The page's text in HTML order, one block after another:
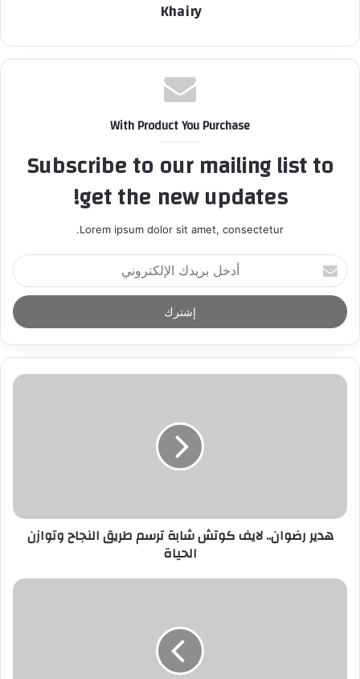
Khairy
With Product You Purchase
Subscribe to our mailing list to
get the new updates!
Lorem ipsum dolor sit amet, consectetur.
أ
د
خ
ل
ر
د
ر
هدير رضوان.. لايف كوتش شابة ترسم طريق النجاح وتوازن
الحياة